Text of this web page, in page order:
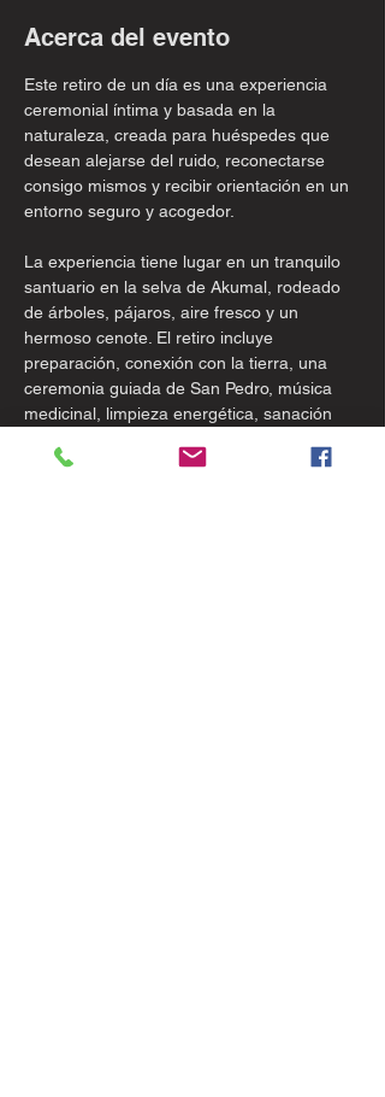
Acerca del evento
Este retiro de un día es una experiencia
ceremonial íntima y basada en la
naturaleza, creada para huéspedes que
desean alejarse del ruido, reconectarse
consigo mismos y recibir orientación en un
entorno seguro y acogedor.
La experiencia tiene lugar en un tranquilo
santuario en la selva de Akumal, rodeado
de árboles, pájaros, aire fresco y un
hermoso cenote. El retiro incluye
preparación, conexión con la tierra, una
ceremonia guiada de San Pedro, música
medicinal, limpieza energética, sanación
integración.